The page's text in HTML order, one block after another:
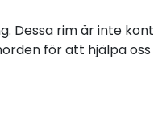
Dessa rim är inte
för att hjälpa